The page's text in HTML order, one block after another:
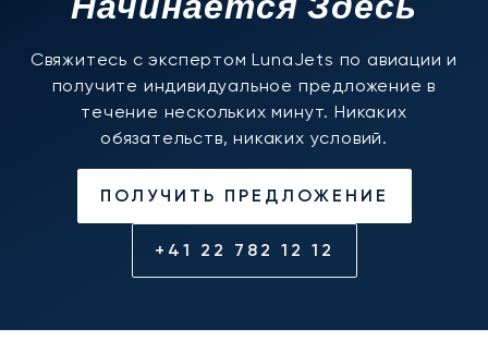
Начинается Здесь
Свяжитесь с экспертом LunaJets по авиации и
получите индивидуальное предложение в
течение нескольких минут. Никаких
обязательств, никаких условий.
ПОЛУЧИТЬ ПРЕДЛОЖЕНИЕ
+41 22 782 12 12